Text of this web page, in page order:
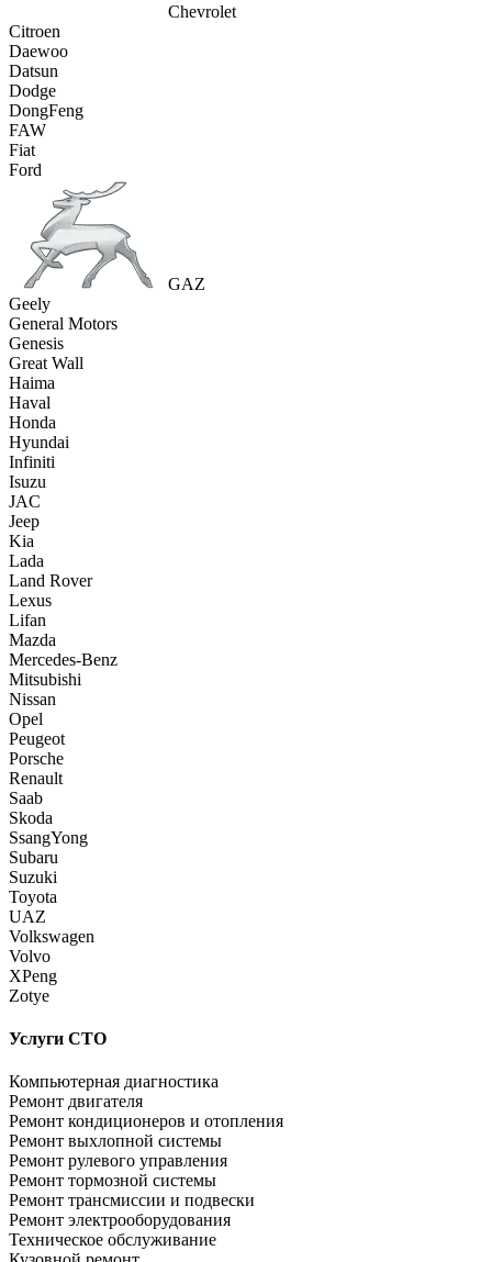
Chevrolet
Citroen
Daewoo
Datsun
Dodge
DongFeng
FAW
Fiat
Ford
GAZ
Geely
General Motors
Genesis
Great Wall
Haima
Haval
Honda
Hyundai
Infiniti
Isuzu
JAC
Jeep
Kia
Lada
Land Rover
Lexus
Lifan
Mazda
Mercedes-Benz
Mitsubishi
Nissan
Opel
Peugeot
Porsche
Renault
Saab
Skoda
SsangYong
Subaru
Suzuki
Toyota
UAZ
Volkswagen
Volvo
XPeng
Zotye
Услуги СТО
Компьютерная диагностика
Ремонт двигателя
Ремонт кондиционеров и отопления
Ремонт выхлопной системы
Ремонт рулевого управления
Ремонт тормозной системы
Ремонт трансмиссии и подвески
Ремонт электрооборудования
Техническое обслуживание